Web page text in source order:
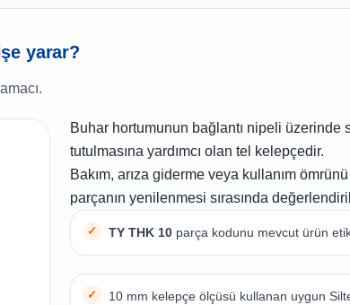
yarar?
Buhar hortumunun bağlantı nipeli üzerinde
tutulmasına yardımcı olan tel kelepçedir.
Bakım, arıza giderme veya kullanım
parçanın yenilenmesi sırasında
TY THK 10 parça kodunu mevcut ürün
10 mm kelepçe ölçüsü kullanan uygun